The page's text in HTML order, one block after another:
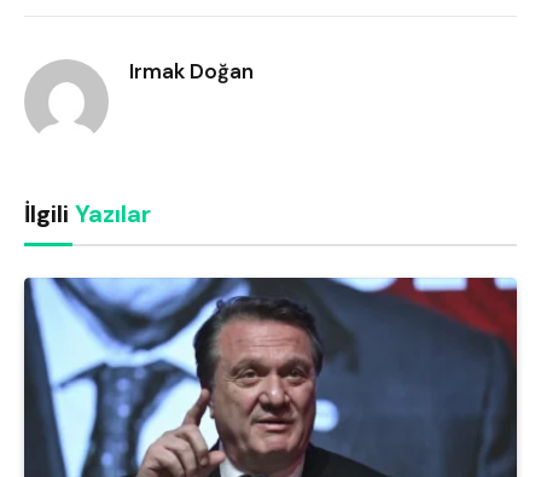
Irmak Doğan
İlgili Yazılar